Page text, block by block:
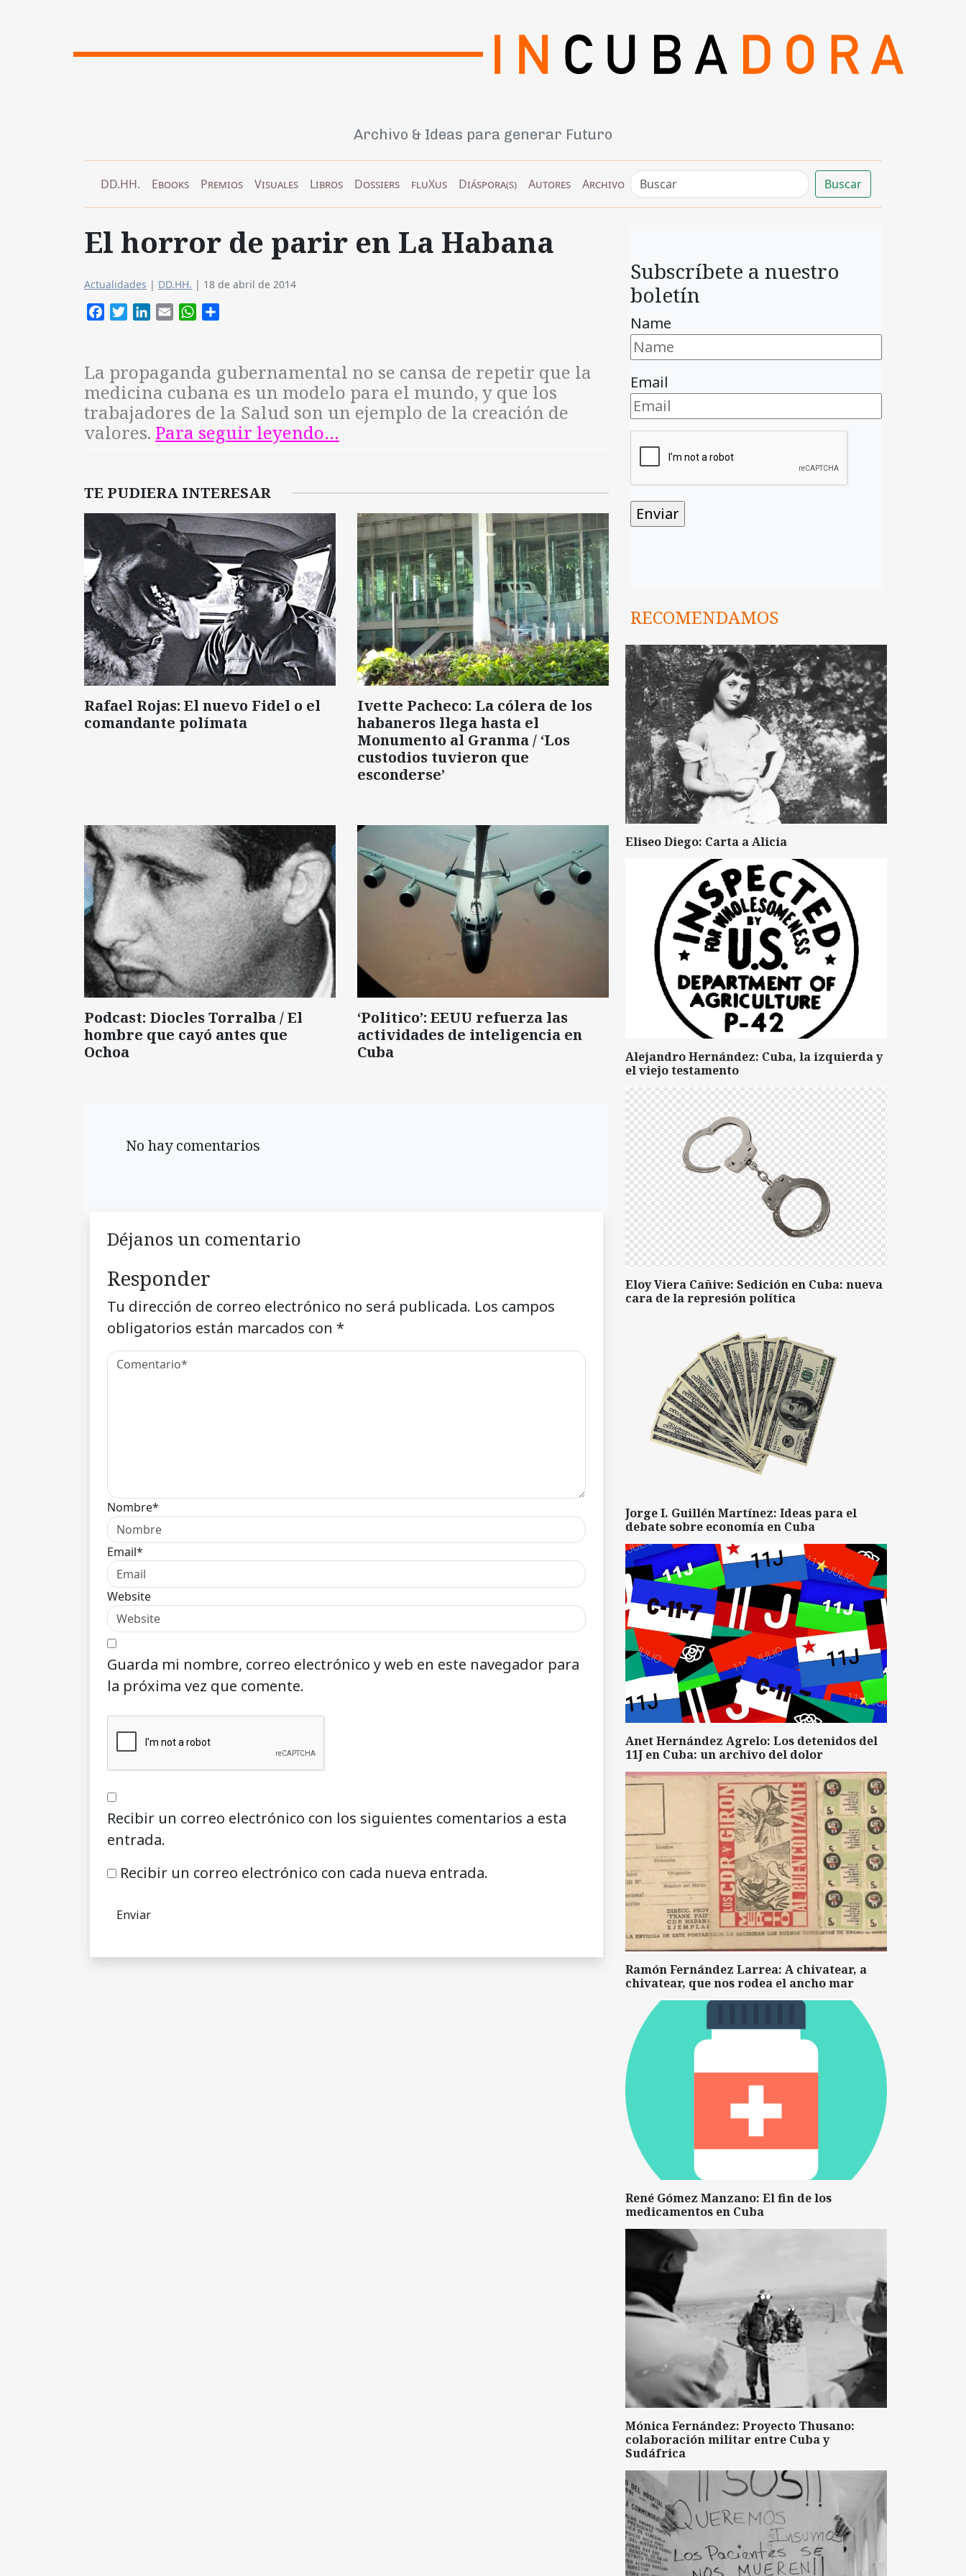
Archivo & Ideas para generar Futuro
DD.HH. Ebooks Premios Visuales Libros Dossiers fluXus Diáspora(s) Autores Archivo Buscar
El horror de parir en La Habana
Actualidades | DD.HH. | 18 de abril de 2014
FacebookTwitterLinkedIn
Email WhatsApp
La propaganda gubernamental no se cansa de repetir que la
medicina cubana es un modelo para el mundo, y que los
trabajadores de la Salud son un ejemplo de la creación de
valores. Para seguir leyendo…
TE PUDIERA INTERESAR
Rafael Rojas: El nuevo Fidel o el
comandante polímata
Ivette Pacheco: La cólera de los
habaneros llega hasta el
Monumento al Granma / ‘Los
custodios tuvieron que
esconderse’
Podcast: Diocles Torralba / El
hombre que cayó antes que
Ochoa
‘Politico’: EEUU refuerza las
actividades de inteligencia en
Cuba
No hay comentarios
Déjanos un comentario
Responder
Tu dirección de correo electrónico no será publicada. Los campos
obligatorios están marcados con *
Nombre*
Email*
Website
Guarda mi nombre, correo electrónico y web en este navegador para
la próxima vez que comente.
Recibir un correo electrónico con los siguientes comentarios a esta
entrada.
Recibir un correo electrónico con cada nueva entrada.
Subscríbete a nuestro
boletín
Name
Email
RECOMENDAMOS
Eliseo Diego: Carta a Alicia
Alejandro Hernández: Cuba, la izquierda y
el viejo testamento
Eloy Viera Cañive: Sedición en Cuba: nueva
cara de la represión política
Jorge I. Guillén Martínez: Ideas para el
debate sobre economía en Cuba
Anet Hernández Agrelo: Los detenidos del
11J en Cuba: un archivo del dolor
Ramón Fernández Larrea: A chivatear, a
chivatear, que nos rodea el ancho mar
René Gómez Manzano: El fin de los
medicamentos en Cuba
Mónica Fernández: Proyecto Thusano:
colaboración militar entre Cuba y
Sudáfrica